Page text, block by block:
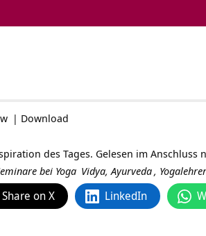
| Download
des Tages. Gelesen im Anschluss
bei Yoga Vidya,Ayurveda,
Share on X LinkedIn